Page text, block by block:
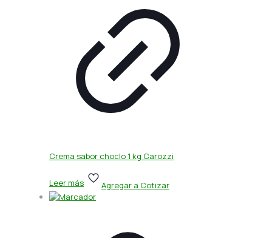
Crema sabor choclo 1 kg Carozzi
Leer más Agregar a Cotizar